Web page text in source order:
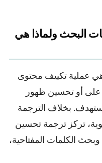
البحث ولماذا هي
عملية تكييف محتوى
على أو تحسين ظهور
بخلاف الترجمة
تركز ترجمة تحسين
الكلمات المفتاحية،